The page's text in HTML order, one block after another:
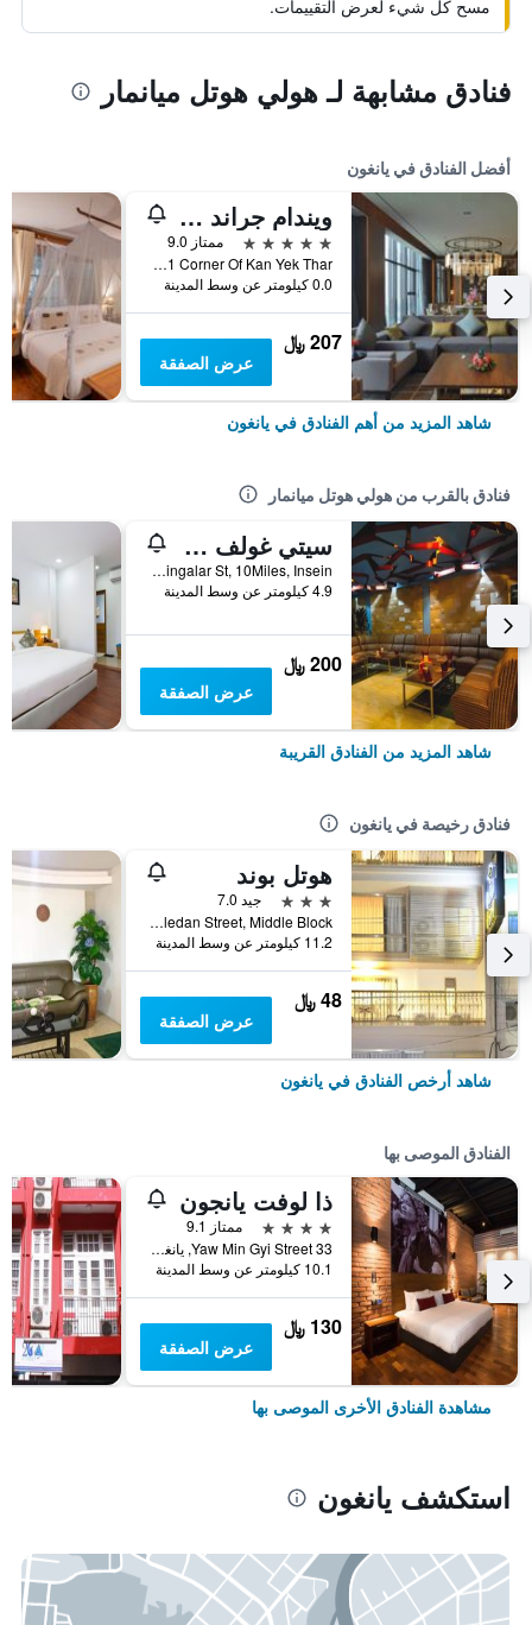
مسح كل شيء لعرض التقييمات.
فنادق مشابهة لـ هولي هوتل ميانمار
أفضل الفنادق في يانغون
ويندام جراند يانجون هوتل
5 نجوم
ممتاز 9.0
No 11 Corner Of Kan Yek Thar, يانغون, ميانمار (بورما)
0.0 كيلومتر عن وسط المدينة
207 ﷼
عرض الصفقة
شاهد المزيد من أهم الفنادق في يانغون
فنادق بالقرب من هولي هوتل ميانمار
سيتي غولف ريزورت هوتل
Thirimingalar St, 10Miles, Insein, يانغون, ميانمار (بورما)
4.9 كيلومتر عن وسط المدينة
200 ﷼
عرض الصفقة
شاهد المزيد من الفنادق القريبة
فنادق رخيصة في يانغون
هوتل بوند
3 نجوم
جيد 7.0
No. 49 Hledan Street, Middle Block, يانغون, ميانمار (بورما)
11.2 كيلومتر عن وسط المدينة
48 ﷼
عرض الصفقة
شاهد أرخص الفنادق في يانغون
الفنادق الموصى بها
ذا لوفت يانجون
4 نجوم
ممتاز 9.1
33 Yaw Min Gyi Street, يانغون, ميانمار (بورما)
10.1 كيلومتر عن وسط المدينة
130 ﷼
عرض الصفقة
مشاهدة الفنادق الأخرى الموصى بها
استكشف يانغون